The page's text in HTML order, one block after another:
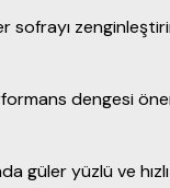
dengesi
güler yüzlü ve